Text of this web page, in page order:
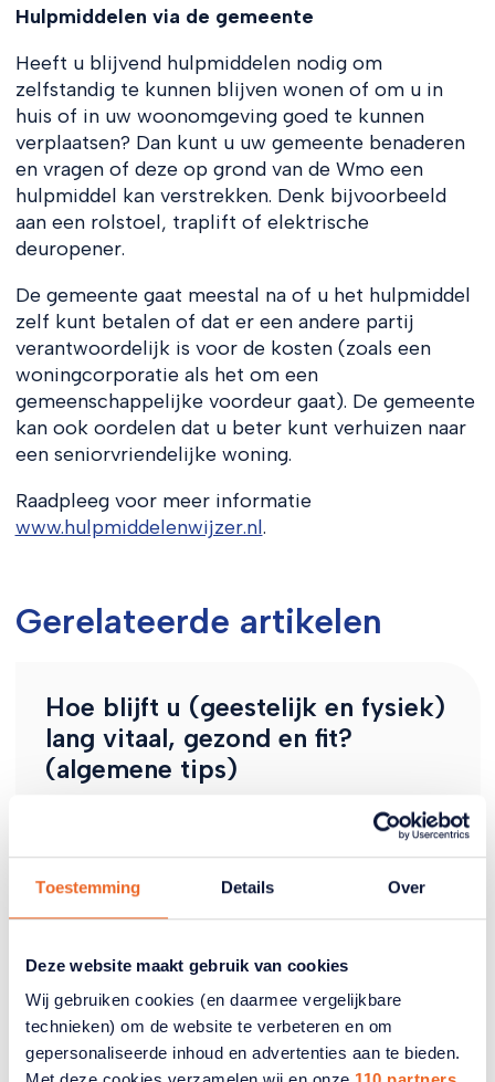
Toestemming Details Over
Deze website maakt gebruik van cookies
Wij gebruiken cookies (en daarmee vergelijkbare
technieken) om de website te verbeteren en om
gepersonaliseerde inhoud en advertenties aan te bieden.
Hulpmiddelen via de gemeente
Heeft u blijvend hulpmiddelen nodig om
zelfstandig te kunnen blijven wonen of om u in
huis of in uw woonomgeving goed te kunnen
verplaatsen? Dan kunt u uw gemeente benaderen
en vragen of deze op grond van de Wmo een
hulpmiddel kan verstrekken. Denk bijvoorbeeld
aan een rolstoel, traplift of elektrische
deuropener.
De gemeente gaat meestal na of u het hulpmiddel
zelf kunt betalen of dat er een andere partij
verantwoordelijk is voor de kosten (zoals een
woningcorporatie als het om een
gemeenschappelijke voordeur gaat). De gemeente
kan ook oordelen dat u beter kunt verhuizen naar
een seniorvriendelijke woning.
Raadpleeg voor meer informatie
www.hulpmiddelenwijzer.nl.
Gerelateerde artikelen
Hoe blijft u (geestelijk en fysiek)
lang vitaal, gezond en fit?
(algemene tips)
Het zo lang mogelijk behouden van vitaliteit en
gezondheid is een voortdurende uitdaging. Bekijk
de tips om zowel lichamelijk als geestelijk in
topvorm te blijven.
Is er een maximumleeftijd om